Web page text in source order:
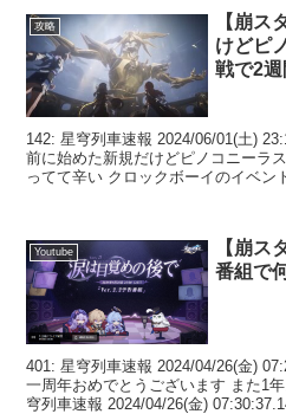
攻略
【崩ス
けどピ
戦で2
142: 星穹列車速報 2024/06/01(土)
前に始めた新規だけどピノコニーラ
ってて辛い クロックボーイのイベン
Youtube
【崩ス
番組で
401: 星穹列車速報 2024/04/26(金)
一周年おめでとうございます また1
穹列車速報 2024/04/26(金)